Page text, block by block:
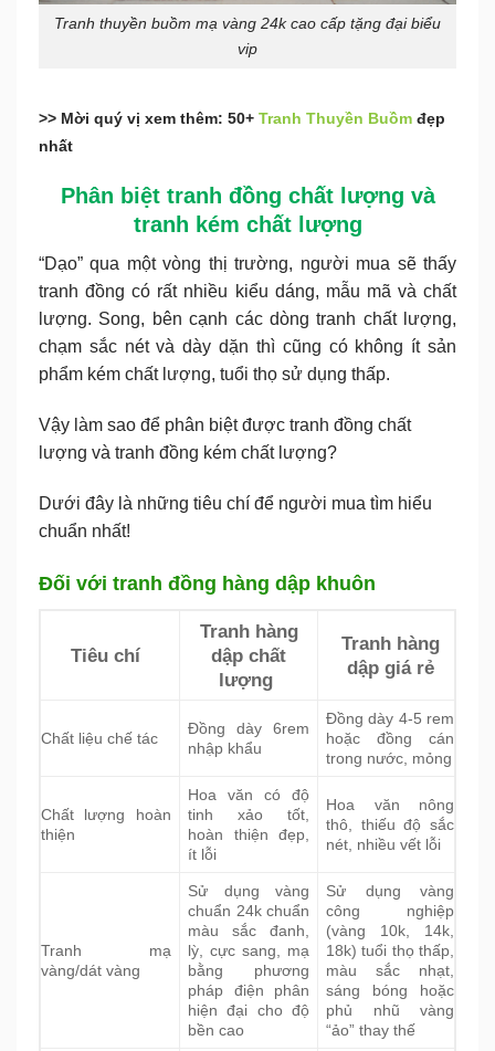
Tranh thuyền buồm mạ vàng 24k cao cấp tặng đại biểu
vip
>> Mời quý vị xem thêm: 50+ Tranh Thuyền Buồm đẹp
nhất
Phân biệt tranh đồng chất lượng và
tranh kém chất lượng
“Dạo” qua một vòng thị trường, người mua sẽ thấy
tranh đồng có rất nhiều kiểu dáng, mẫu mã và chất
lượng. Song, bên cạnh các dòng tranh chất lượng,
chạm sắc nét và dày dặn thì cũng có không ít sản
phẩm kém chất lượng, tuổi thọ sử dụng thấp.
Vậy làm sao để phân biệt được tranh đồng chất
lượng và tranh đồng kém chất lượng?
Dưới đây là những tiêu chí để người mua tìm hiểu
chuẩn nhất!
Đối với tranh đồng hàng dập khuôn
Tiêu chí
Tranh hàng
dập chất
lượng
Tranh hàng
dập giá rẻ
Chất liệu chế tác
Đồng dày 6rem
nhập khẩu
Đồng dày 4-5 rem
hoặc đồng cán
trong nước, mỏng
Chất lượng hoàn
thiện
Hoa văn có độ
tinh xảo tốt,
hoàn thiện đẹp,
ít lỗi
Hoa văn nông
thô, thiếu độ sắc
nét, nhiều vết lỗi
Tranh mạ
vàng/dát vàng
Sử dụng vàng
chuẩn 24k chuẩn
màu sắc đanh,
lỳ, cực sang, mạ
bằng phương
pháp điện phân
hiện đại cho độ
bền cao
Sử dụng vàng
công nghiệp
(vàng 10k, 14k,
18k) tuổi thọ thấp,
màu sắc nhạt,
sáng bóng hoặc
phủ nhũ vàng
“ảo” thay thế